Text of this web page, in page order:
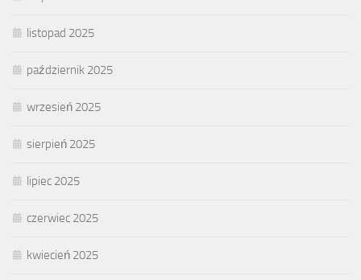
listopad 2025
październik 2025
wrzesień 2025
sierpień 2025
lipiec 2025
czerwiec 2025
kwiecień 2025